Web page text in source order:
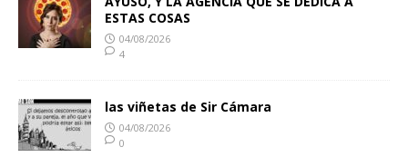
ESTAS COSAS
04/08/2026
4
las viñetas de Sir Cámara
04/08/2026
0